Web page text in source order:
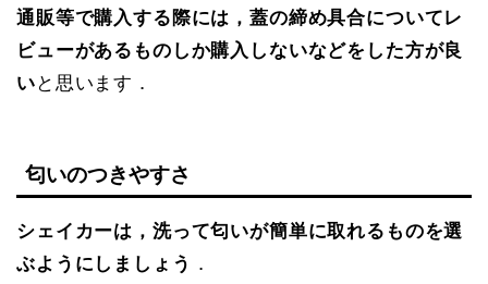
通販等で購入する際には，蓋の締め具合についてレ
ビューがあるものしか購入しないなどをした方が良
い と思います．
匂いのつきやすさ
シェイカーは，洗って匂いが簡単に取れるものを選
ぶようにしましょう ．